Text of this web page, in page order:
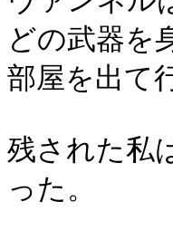
どの武器を
部屋を出て
残された私
った。